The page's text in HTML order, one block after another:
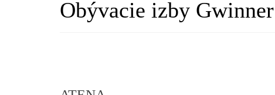
Obývacie izby Gwinner